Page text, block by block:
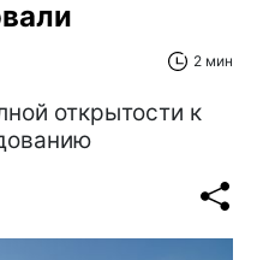
2 мин
открытости к